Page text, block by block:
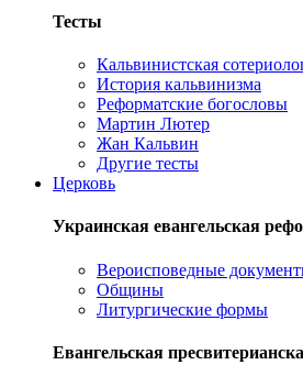
Тесты
Кальвинистская
История кальвинизма
Реформатские богословы
Мартин Лютер
Жан Кальвин
Другие тесты
Церковь
Украинская евангельская
Вероисповедные
Общины
Литургические формы
Евангельская